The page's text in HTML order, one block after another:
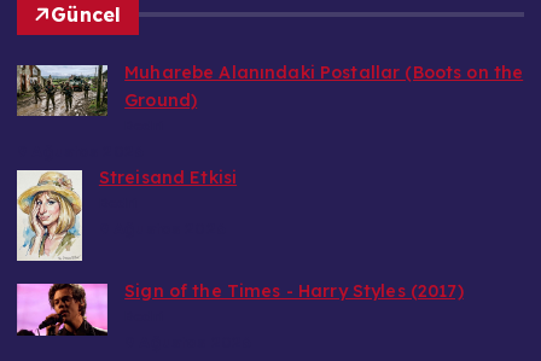
Güncel
Muharebe Alanındaki Postallar (Boots on the
Ground)
Streisand Etkisi
Sign of the Times - Harry Styles (2017)